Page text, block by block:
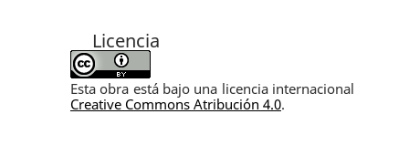
Licencia
Esta obra está bajo una licencia internacional
Creative Commons Atribución 4.0.